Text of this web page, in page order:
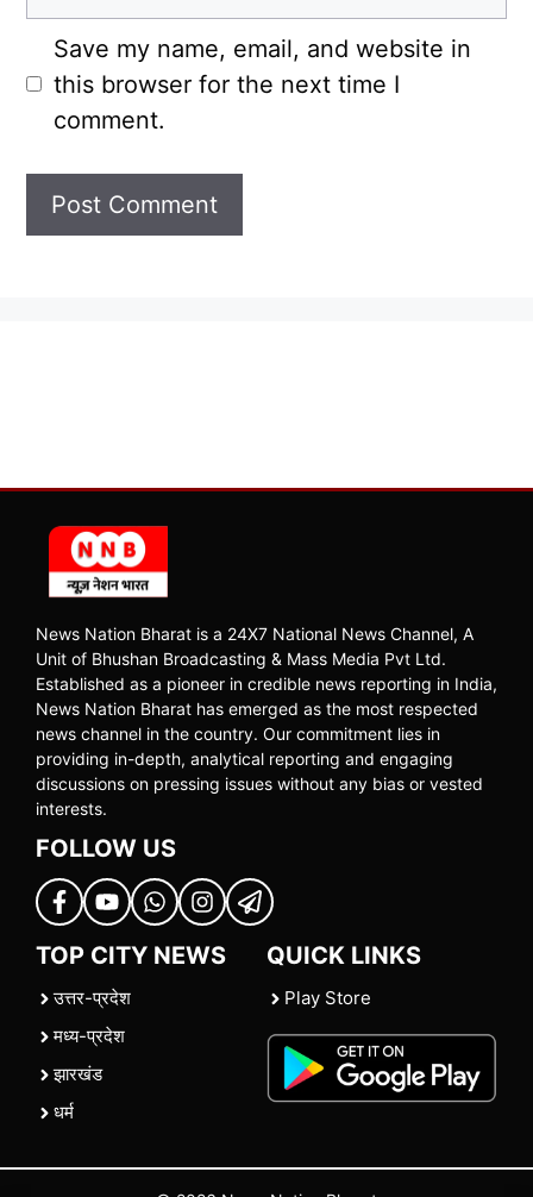
Save my name, email, and website in
this browser for the next time I
comment.
News Nation Bharat is a 24X7 National News Channel, A
Unit of Bhushan Broadcasting & Mass Media Pvt Ltd.
Established as a pioneer in credible news reporting in India,
News Nation Bharat has emerged as the most respected
news channel in the country. Our commitment lies in
providing in-depth, analytical reporting and engaging
discussions on pressing issues without any bias or vested
interests.
FOLLOW US
TOP CITY NEWS
उत्तर-प्रदेश
मध्य-प्रदेश
झारखंड
धर्म
QUICK LINKS
Play Store